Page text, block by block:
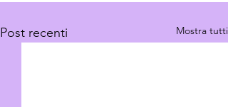
Post recenti Mostra tutti